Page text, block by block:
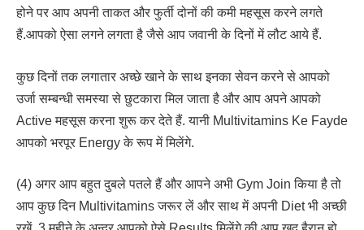
होने पर आप अपनी ताकत और फुर्ती दोनों की कमी महसूस करने लगते
हैं.आपको ऐसा लगने लगता है जैसे आप जवानी के दिनों में लौट आये हैं.
कुछ दिनों तक लगातार अच्छे खाने के साथ इनका सेवन करने से आपको
उर्जा सम्बन्धी समस्या से छुटकारा मिल जाता है और आप अपने आपको
Active महसूस करना शुरू कर देते हैं. यानी Multivitamins Ke Fayde
आपको भरपूर Energy के रूप में मिलेंगे.
(4) अगर आप बहुत दुबले पतले हैं और आपने अभी Gym Join किया है तो
आप कुछ दिन Multivitamins जरूर लें और साथ में अपनी Diet भी अच्छी